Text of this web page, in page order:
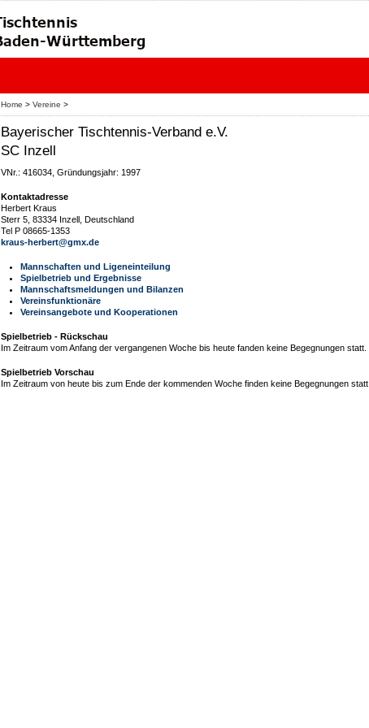
Home > Vereine >
Bayerischer Tischtennis-Verband e.V.
SC Inzell
VNr.: 416034, Gründungsjahr: 1997
Kontaktadresse
Herbert Kraus
Sterr 5, 83334 Inzell, Deutschland
Tel P 08665-1353
kraus-herbert@gmx.de
Mannschaften und Ligeneinteilung
Spielbetrieb und Ergebnisse
Mannschaftsmeldungen und Bilanzen
Vereinsfunktionäre
Vereinsangebote und Kooperationen
Spielbetrieb - Rückschau
Im Zeitraum vom Anfang der vergangenen Woche bis heute fanden keine Begegnungen statt.
Spielbetrieb Vorschau
Im Zeitraum von heute bis zum Ende der kommenden Woche finden keine Begegnungen statt.